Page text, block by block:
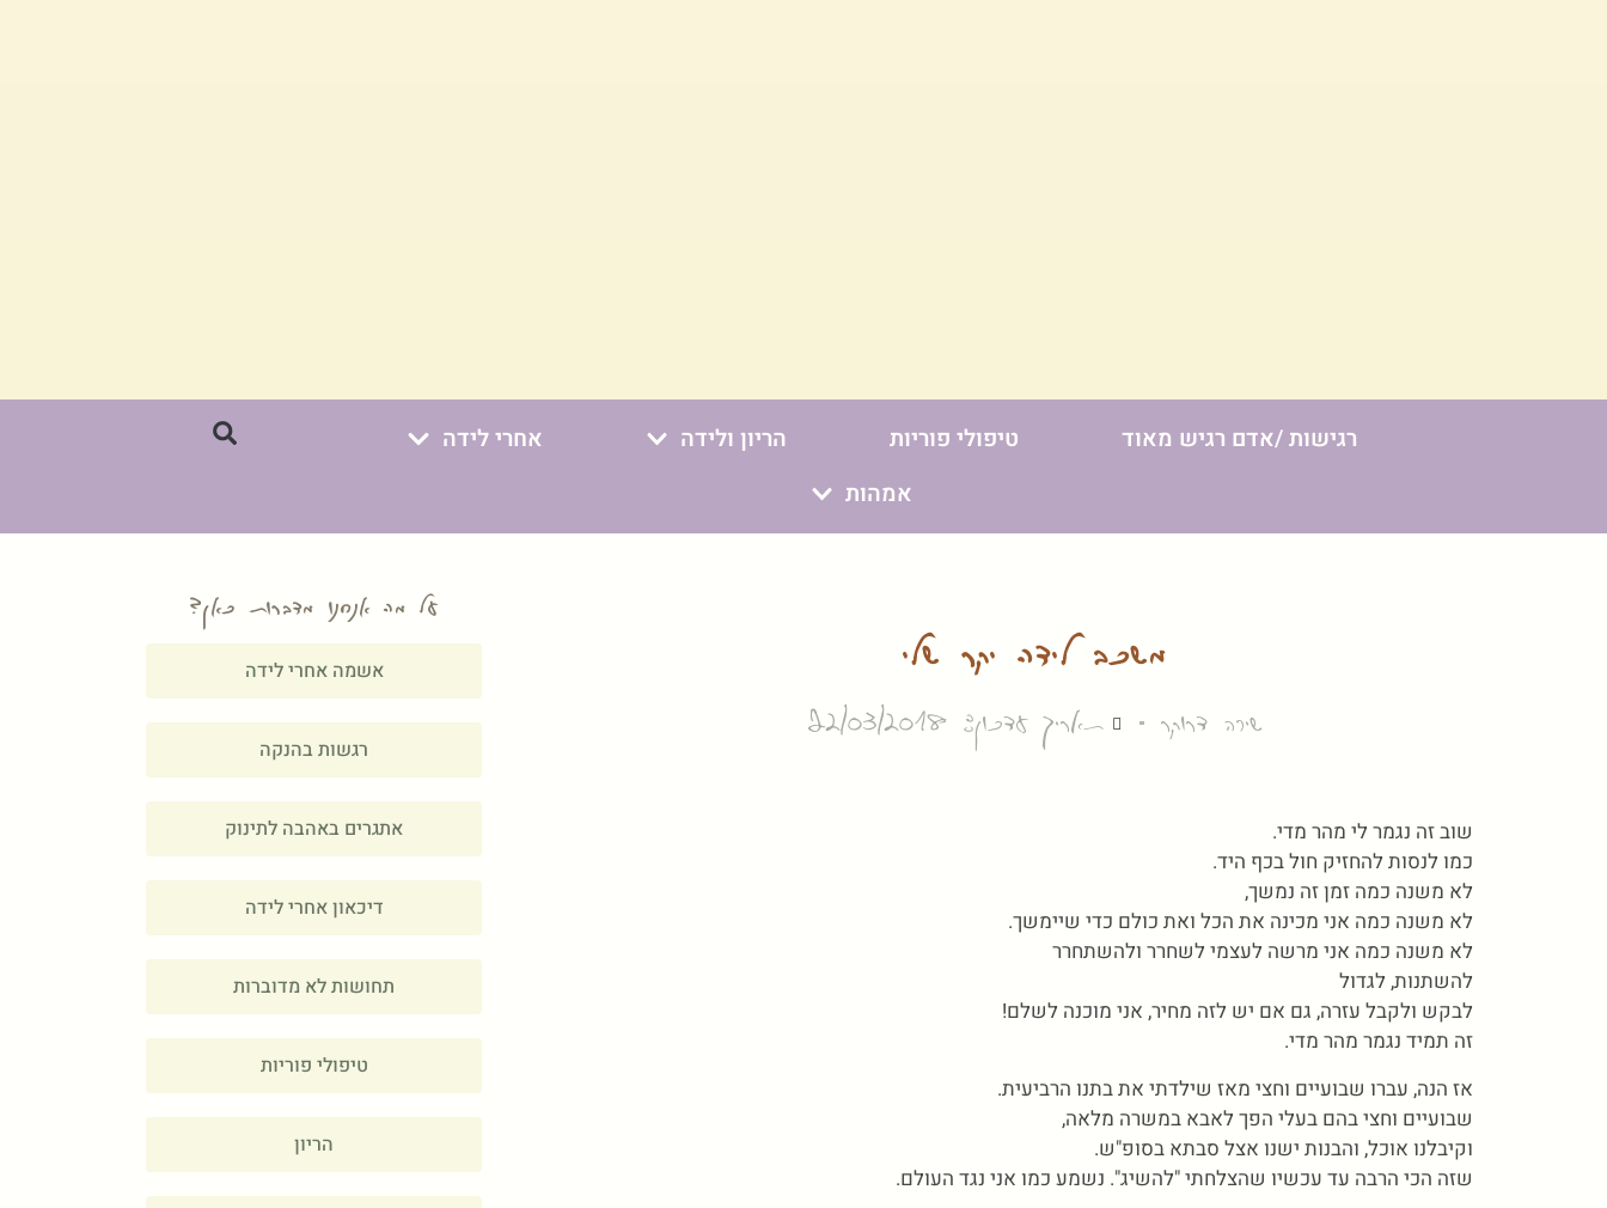
רגישות /אדם רגיש מאוד טיפולי פוריות הריון ולידה
אחרי לידה
אמהות
משכב לידה יקר שלי
שירה דרוקר תאריך עדכון: 22/03/2018
שוב זה נגמר לי מהר מדי.
כמו לנסות להחזיק חול בכף היד.
לא משנה כמה זמן זה נמשך,
לא משנה כמה אני מכינה את הכל ואת כולם כדי שיימשך.
לא משנה כמה אני מרשה לעצמי לשחרר ולהשתחרר
להשתנות, לגדול
לבקש ולקבל עזרה, גם אם יש לזה מחיר, אני מוכנה לשלם!
זה תמיד נגמר מהר מדי.
אז הנה, עברו שבועיים וחצי מאז שילדתי את בתנו הרביעית.
שבועיים וחצי בהם בעלי הפך לאבא במשרה מלאה,
וקיבלנו אוכל, והבנות ישנו אצל סבתא בסופ"ש.
שזה הכי הרבה עד עכשיו שהצלחתי "להשיג". נשמע כמו אני נגד העולם.
על מה אנחנו מדברות כאן?
אשמה אחרי לידה
רגשות בהנקה
אתגרים באהבה לתינוק
דיכאון אחרי לידה
תחושות לא מדוברות
טיפולי פוריות
הריון